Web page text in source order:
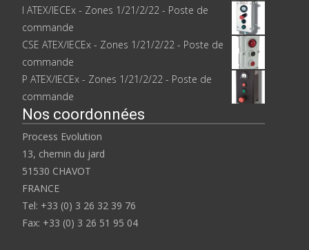
I ATEX/IECEx - Zones 1/21/2/22 - Poste de
commande
CSE ATEX/IECEx - Zones 1/21/2/22 - Poste de
commande
P ATEX/IECEx - Zones 1/21/2/22 - Poste de
commande
Nos coordonnées
Process Evolution
13, chemin du jard
51530 CHAVOT
FRANCE
Tel: +33 (0) 3 26 32 39 76
Fax: +33 (0) 3 26 51 95 04